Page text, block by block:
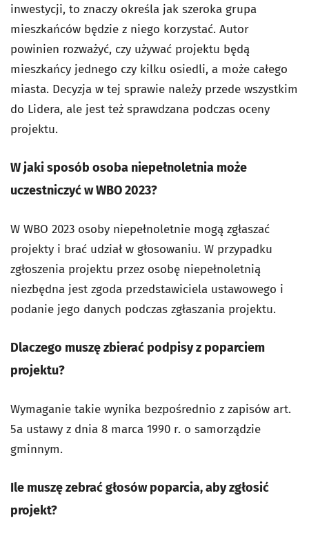
inwestycji, to znaczy określa jak szeroka grupa
mieszkańców będzie z niego korzystać. Autor
powinien rozważyć, czy używać projektu będą
mieszkańcy jednego czy kilku osiedli, a może całego
miasta. Decyzja w tej sprawie należy przede wszystkim
do Lidera, ale jest też sprawdzana podczas oceny
projektu.
W jaki sposób osoba niepełnoletnia może
uczestniczyć w WBO 2023?
W WBO 2023 osoby niepełnoletnie mogą zgłaszać
projekty i brać udział w głosowaniu. W przypadku
zgłoszenia projektu przez osobę niepełnoletnią
niezbędna jest zgoda przedstawiciela ustawowego i
podanie jego danych podczas zgłaszania projektu.
Dlaczego muszę zbierać podpisy z poparciem
projektu?
Wymaganie takie wynika bezpośrednio z zapisów art.
5a ustawy z dnia 8 marca 1990 r. o samorządzie
gminnym.
Ile muszę zebrać głosów poparcia, aby zgłosić
projekt?